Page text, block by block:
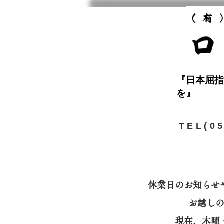
『日本屈
を』
休業日のお知らせ
お越し
現在、木曜